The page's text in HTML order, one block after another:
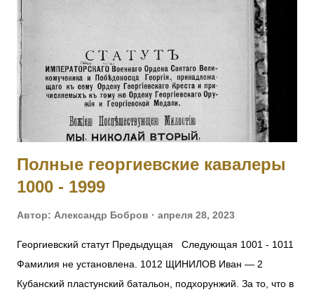
ВНЕСЕНИИ ИЗМЕНЕНИЙ В ДЕЙСТВУЮЩИЕ УГОЛОВНО-
ПРОЦЕССУАЛЬНЫЕ КОДЕКСЫ СОЮЗНЫХ РЕСПУБЛИК -
Постановление ЦИК и СНК СССР 1 декабря 1934 г.
Решение ЦК ВКП(б) от 2.07.37 г. 94. – ОБ
АНТИСОВЕТСКИХ ЭЛЕМЕНТАХ О ВНЕСЕНИИ
ИЗМЕНЕНИЙ В ДЕЙСТВУЮЩИЕ УГОЛОВНО-
ПРОЦЕССУАЛЬНЫЕ КОДЕКСЫ СОЮЗНЫХ РЕСПУБЛИК -
ОПЕРАЦИИ ПО РЕПРЕССИРОВАНИЮ БЫВШИХ КУЛАКОВ,
УГОЛОВНИКОВ И ДР. АНТИСОВЕТСКИХ ЭЛЕМЕНТОВ Из
Полные георгиевские кавалеры
1000 - 1999
Автор: Александр Бобров апреля 28, 2023
Георгиевский статут Предыдущая Следующая 1001 - 1011
Фамилия не установлена. 1012 ЩИНИЛОВ Иван — 2
Кубанский пластунский батальон, подхорунжий. За то, что в